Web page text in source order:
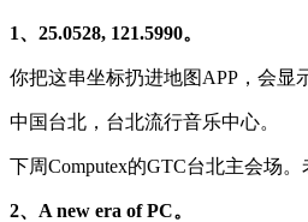
1、25.0528, 121.5990。
你把这串坐标扔进地图APP，会
中国台北，台北流行音乐中心。
下周Computex的GTC台北主会场。
2、A new era of PC。